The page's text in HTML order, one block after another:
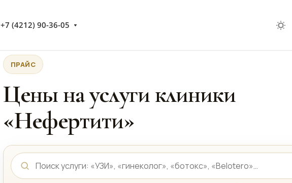
+7 (4212) 90-36-05
ПРАЙС
Цены на услуги клиники
«Нефертити»